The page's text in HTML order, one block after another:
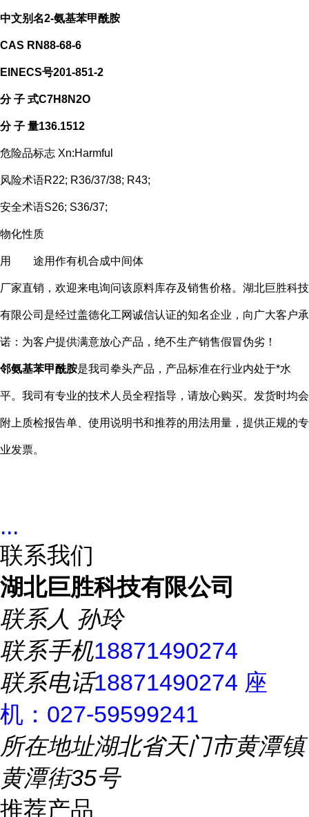
中文别名2-氨基苯甲酰胺
CAS RN88-68-6
EINECS号201-851-2
分 子 式C7H8N2O
分 子 量136.1512
危险品标志 Xn:Harmful
风险术语R22; R36/37/38; R43;
安全术语S26; S36/37;
物化性质
用 途用作有机合成中间体
厂家直销，欢迎来电询问该原料库存及销售价格。湖北巨胜科技
有限公司是经过盖德化工网诚信认证的知名企业，向广大客户承
诺：为客户提供满意放心产品，绝不生产销售假冒伪劣！
邻氨基苯甲酰胺是我司拳头产品，产品标准在行业内处于*水
平。我司有专业的技术人员全程指导，请放心购买。发货时均会
附上质检报告单、使用说明书和推荐的用法用量，提供正规的专
业发票。
...
联系我们
湖北巨胜科技有限公司
联系人 孙玲
联系手机18871490274
联系电话18871490274 座
机：027-59599241
所在地址湖北省天门市黄潭镇
黄潭街35号
推荐产品